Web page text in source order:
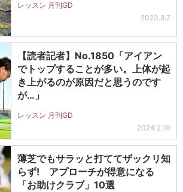
レッスン 月刊GD
2023.9.7
【読者記者】No.1850「アイアン
でトップすることが多い。上体が起
き上がるのが原因だと思うのです
が…」
レッスン 月刊GD
2024.2.10
薄芝でもサラッと打ててザックリ知
らず! アプローチが得意になる
「お助けクラブ」10選